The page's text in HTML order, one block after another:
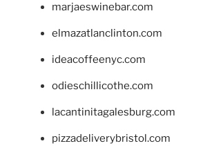
marjaeswinebar.com
elmazatlanclinton.com
ideacoffeenyc.com
odieschillicothe.com
lacantinitagalesburg.com
pizzadeliverybristol.com